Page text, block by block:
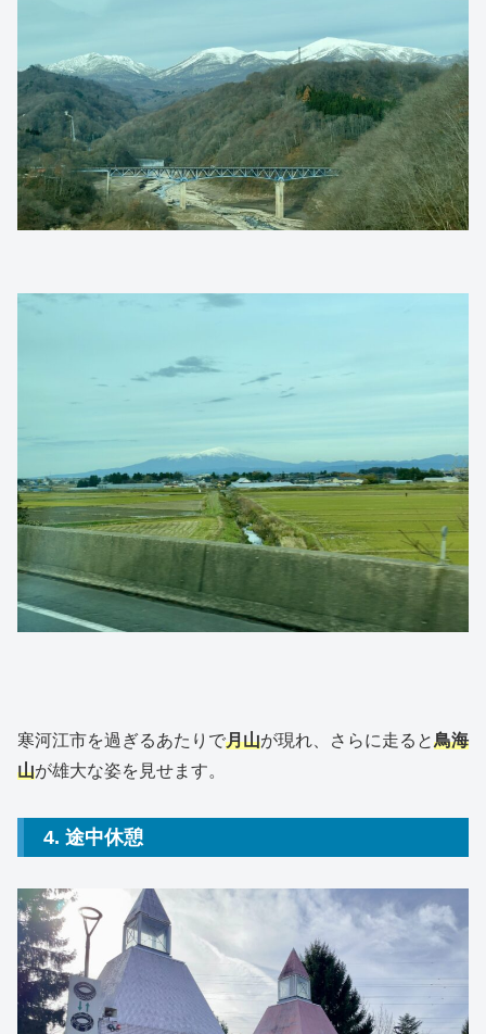
寒河江市を過ぎるあたりで月山が現れ、さらに走ると鳥海
山が雄大な姿を見せます。
4. 途中休憩